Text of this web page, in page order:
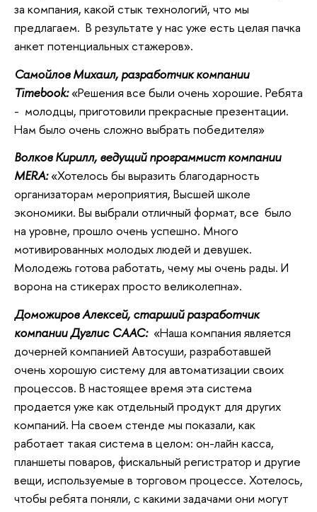
за компания, какой стык технологий, что мы
предлагаем. В результате у нас уже есть целая пачка
анкет потенциальных стажеров».
Самойлов Михаил, разработчик компании
Timebook:«Решения все были очень хорошие. Ребята
- молодцы, приготовили прекрасные презентации.
Нам было очень сложно выбрать победителя»
Волков Кирилл, ведущий программист компании
MERA:«Хотелось бы выразить благодарность
организаторам мероприятия, Высшей школе
экономики. Вы выбрали отличный формат, все было
на уровне, прошло очень успешно. Много
мотивированных молодых людей и девушек.
Молодежь готова работать, чему мы очень рады. И
ворона на стикерах просто великолепна».
Доможиров Алексей, старший разработчик
компании Дуглис СААС:«Наша компания является
дочерней компанией Автосуши, разработавшей
очень хорошую систему для автоматизации своих
процессов. В настоящее время эта система
продается уже как отдельный продукт для других
компаний. На своем стенде мы показали, как
работает такая система в целом: он-лайн касса,
планшеты поваров, фискальный регистратор и другие
вещи, используемые в торговом процессе. Хотелось,
чтобы ребята поняли, с какими задачами они могут